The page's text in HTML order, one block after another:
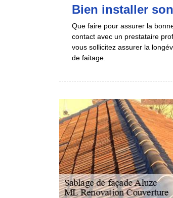
Bien installer
Que faire pour assurer la
contact avec un prestataire
vous sollicitez assurer la
de faitage.